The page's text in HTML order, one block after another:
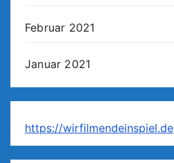
Februar 2021
Januar 2021
https://wirfilmendeinspiel.de